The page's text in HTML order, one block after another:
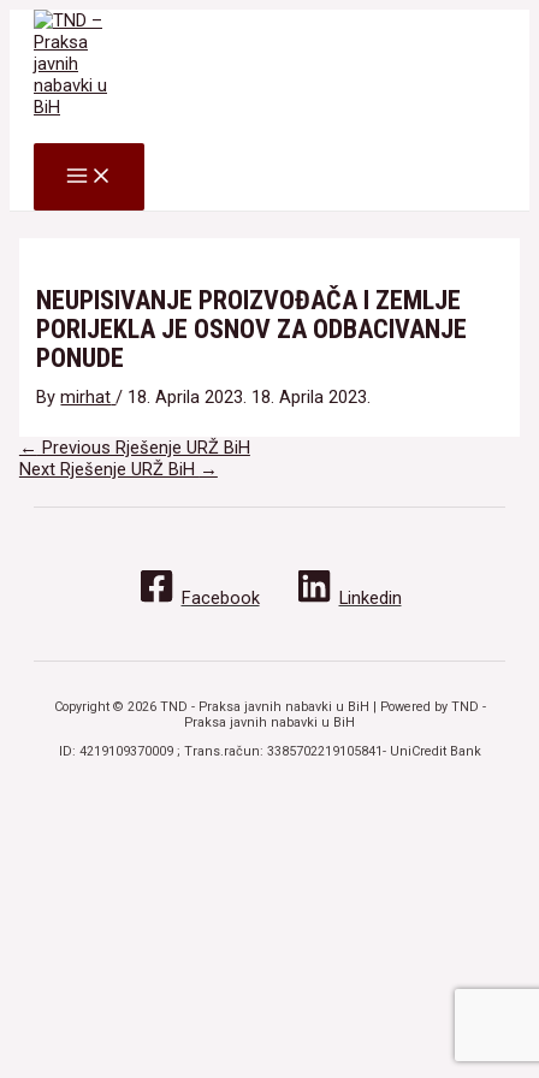
Skip
content
MAIN
MENU
NEUPISIVANJE PROIZVOĐAČA I ZEMLJE
PORIJEKLA JE OSNOV ZA ODBACIVANJE
PONUDE
Bymirhat / 18. Aprila 2023. 18. Aprila 2023.
Navigacija
članaka
← Previous Rješenje URŽ BiH
Next Rješenje URŽ BiH →
Facebook Linkedin
Copyright © 2026 TND - Praksa javnih nabavki u BiH | Powered by TND -
Praksa javnih nabavki u BiH
ID: 4219109370009 ; Trans.račun: 3385702219105841- UniCredit Bank